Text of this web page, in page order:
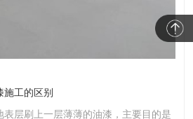
施工的区别
层刷上一层薄薄的油漆，主要目的是